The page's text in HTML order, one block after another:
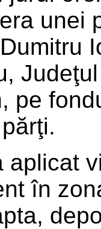
unei
pe
aplicat
în